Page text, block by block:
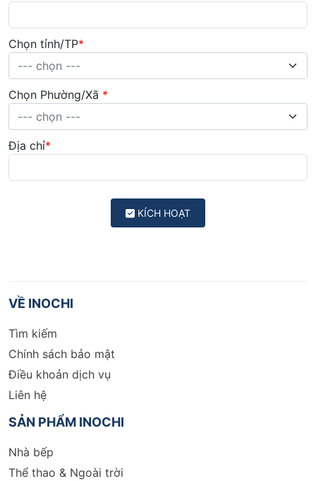
Chọn tỉnh/TP*
--- chọn ---
Chọn Phường/Xã *
--- chọn ---
Địa chỉ*
KÍCH HOẠT
VỀ INOCHI
Tìm kiếm
Chính sách bảo mật
Điều khoản dịch vụ
Liên hệ
SẢN PHẨM INOCHI
Nhà bếp
Thể thao & Ngoài trời